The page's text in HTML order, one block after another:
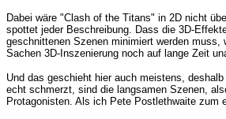
Dabei wäre "Clash of the Titans" in 2D nicht
spottet jeder Beschreibung. Dass die 3D-
geschnittenen Szenen minimiert werden
Sachen 3D-Inszenierung noch auf lange Zeit
Und das geschieht hier auch meistens,
echt schmerzt, sind die langsamen Szenen,
Protagonisten. Als ich Pete Postlethwaite zum